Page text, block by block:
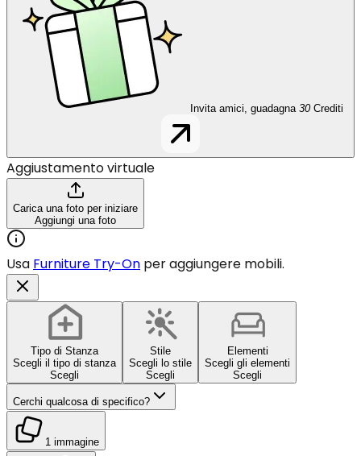
Invita amici, guadagna 30 Crediti
Aggiustamento virtuale
Carica una foto per iniziare
Aggiungi una foto
Usa Furniture Try-On per aggiungere mobili.
Tipo di Stanza
Scegli il tipo di stanza
Scegli
Stile
Scegli lo stile
Scegli
Elementi
Scegli gli elementi
Scegli
Cerchi qualcosa di specifico?
1 immagine